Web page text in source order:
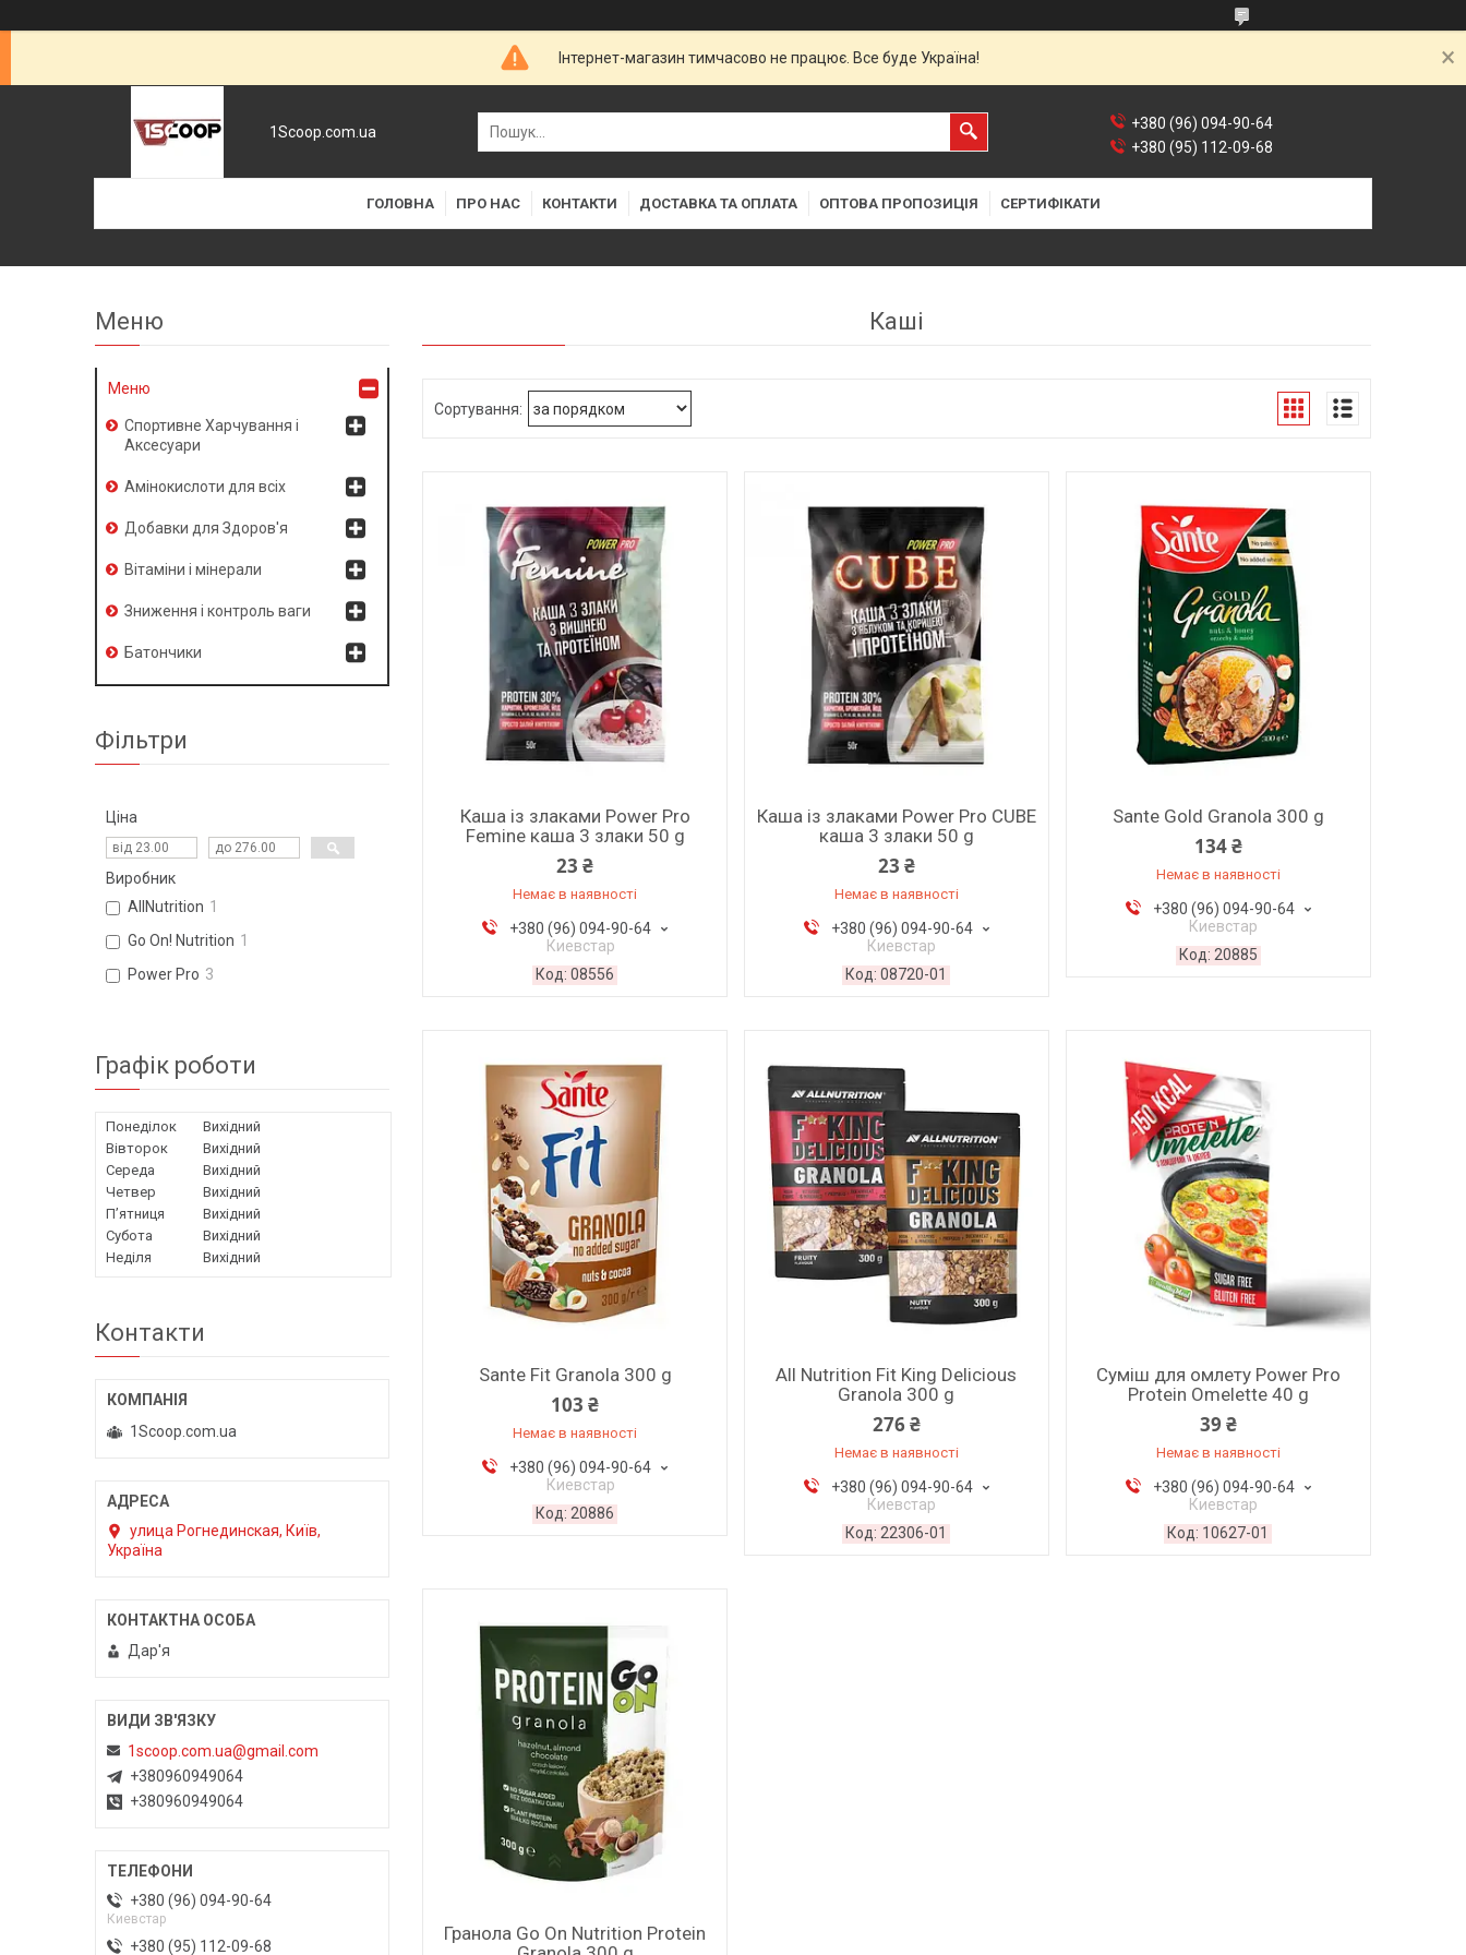
Інтернет-магазин тимчасово не працює. Все буде Україна!
1Scoop.com.ua
+380 (96) 094-90-64
+380 (95) 112-09-68
ГОЛОВНА ПРО НАС КОНТАКТИ ДОСТАВКА ТА ОПЛАТА ОПТОВА ПРОПОЗИЦІЯ СЕРТИФІКАТИ
Каші
Каша із злаками Power Pro
Femine каша 3 злаки 50 g
23 ₴
Немає в наявності
+380 (96) 094-90-64
Киевстар
08556
Каша із злаками Power Pro CUBE
каша 3 злаки 50 g
23 ₴
Немає в наявності
+380 (96) 094-90-64
Киевстар
08720-01
Sante Gold Granola 300 g
134 ₴
Немає в наявності
+380 (96) 094-90-64
Киевстар
20885
Sante Fit Granola 300 g
103 ₴
Немає в наявності
+380 (96) 094-90-64
Киевстар
20886
All Nutrition Fit King Delicious
Granola 300 g
276 ₴
Немає в наявності
+380 (96) 094-90-64
Киевстар
22306-01
Суміш для омлету Power Pro
Protein Omelette 40 g
39 ₴
Немає в наявності
+380 (96) 094-90-64
Киевстар
10627-01
Гранола Go On Nutrition Protein
Меню
Спортивне Харчування і
Аксесуари
Амінокислоти для всіх
Добавки для Здоров'я
Вітаміни і мінерали
Зниження і контроль ваги
Батончики
Фільтри
Ціна
Виробник
AllNutrition 1
Go On! Nutrition 1
Power Pro 3
Графік роботи
Понеділок
Вихідний
Вівторок
Вихідний
Середа
Вихідний
Четвер
Вихідний
Пʼятниця
Вихідний
Субота
Вихідний
Неділя
Вихідний
Контакти
1Scoop.com.ua
улица Рогнединская, Київ,
Україна
Дар'я
1scoop.com.ua@gmail.com
+380960949064
+380960949064
+380 (96) 094-90-64
Киевстар
+380 (95) 112-09-68